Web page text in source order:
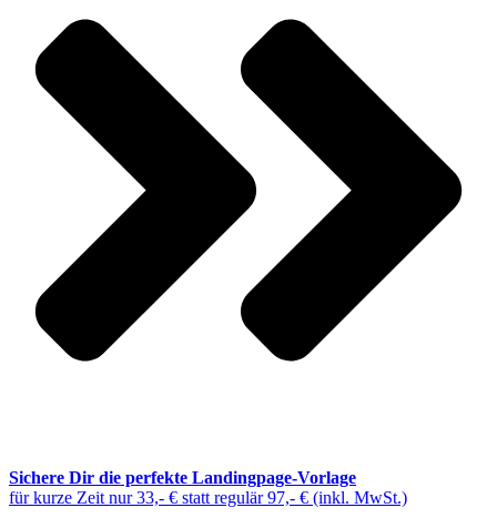
Sichere Dir die perfekte Landingpage-Vorlage
für kurze Zeit nur 33,- € statt regulär 97,- € (inkl. MwSt.)